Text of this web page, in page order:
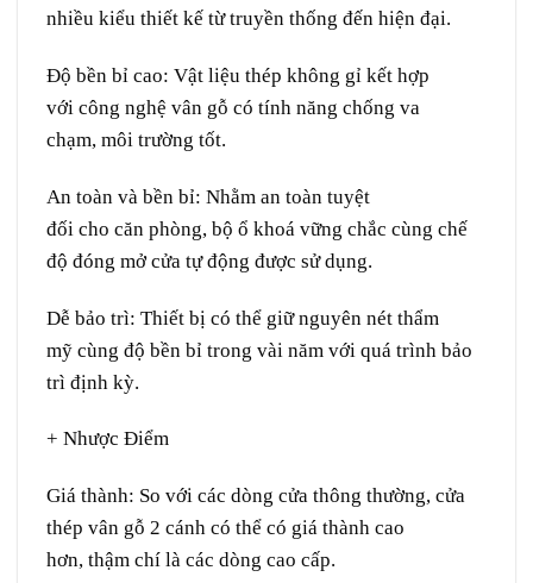
nhiều kiểu thiết kế từtruyền thống đến hiện đại.
Độ bền bỉ cao: Vật liệu thép không gỉ kết hợp
với công nghệ vân gỗ có tính năng chống va
chạm, môi trường tốt.
An toàn và bền bỉ: Nhằm an toàn tuyệt
đối cho căn phòng, bộ ổ khoá vững chắc cùng chế
độ đóng mở cửa tự động được sử dụng.
Dễ bảo trì: Thiết bị có thể giữ nguyên nét thẩm
mỹ cùng độ bền bỉ trong vài năm với quá trình bảo
trì định kỳ.
+ Nhược Điểm
Giá thành: So với các dòng cửa thông thường, cửa
thép vân gỗ 2 cánh có thể có giá thành cao
hơn, thậm chí là các dòng cao cấp.